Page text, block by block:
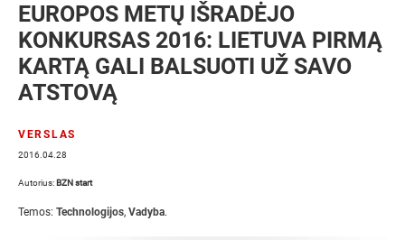
EUROPOS METŲ IŠRADĖJO
KONKURSAS 2016: LIETUVA PIRMĄ
KARTĄ GALI BALSUOTI UŽ SAVO
ATSTOVĄ
VERSLAS
2016.04.28
Autorius: BZN start
Temos: Technologijos, Vadyba.